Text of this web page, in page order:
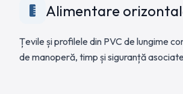
Alimentare
Țevile și profilele din PVC de lungime
de manoperă, timp și siguranță